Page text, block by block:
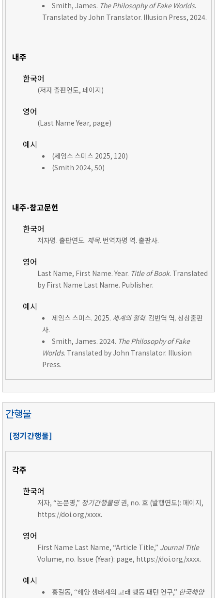
Smith, James. The Philosophy of Fake Worlds.
Translated by John Translator. Illusion Press, 2024.
내주
한국어
(저자 출판연도, 페이지)
영어
(Last Name Year, page)
예시
(제임스 스미스 2025, 120)
(Smith 2024, 50)
내주-참고문헌
한국어
저자명. 출판연도. 제목. 번역자명 역. 출판사.
영어
Last Name, First Name. Year. Title of Book. Translated
by First Name Last Name. Publisher.
예시
제임스 스미스. 2025. 세계의 철학. 김번역 역. 상상출판
사.
Smith, James. 2024. The Philosophy of Fake
Worlds. Translated by John Translator. Illusion
Press.
간행물
[정기간행물]
각주
한국어
저자, “논문명,” 정기간행물명권, no. 호 (발행연도): 페이지,
https://doi.org/xxxx.
영어
First Name Last Name, “Article Title,” Journal Title
Volume, no. Issue (Year): page, https://doi.org/xxxx.
예시
홍길동, “해양 생태계의 고래 행동 패턴 연구,” 한국해양